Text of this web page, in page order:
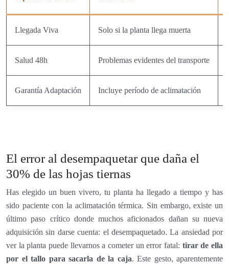
Llegada Viva Solo si la planta llega muerta
Salud 48h Problemas evidentes del transporte
Garantía Adaptación Incluye período de aclimatación
El error al desempaquetar que daña el
30% de las hojas tiernas
Has elegido un buen vivero, tu planta ha llegado a tiempo y has
sido paciente con la aclimatación térmica. Sin embargo, existe un
último paso crítico donde muchos aficionados dañan su nueva
adquisición sin darse cuenta: el desempaquetado. La ansiedad por
ver la planta puede llevarnos a cometer un error fatal: tirar de ella
por el tallo para sacarla de la caja. Este gesto, aparentemente